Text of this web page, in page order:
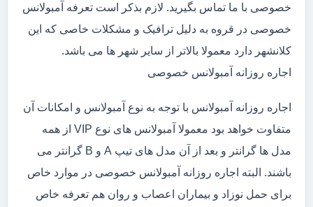
خصوصی با ما تماس بگیرید. لازم بذکر است تعرفه آمبولانس
خصوصی در قروه به دلیل ترافیک و مشکلات خاصی که این
کلانشهر دارد معمولا بالاتر از سایر شهر ها می باشد.
اجاره روزانه آمبولانس خصوصی
اجاره روزانه آمبولانس با توجه به نوع آمبولانس و امکانات آن
متفاوت خواهد بود معمولا آمبولانس های نوع VIP از همه
مدل ها گرانتر و بعد از آن مدل های تیپ A و B گرانتر می
باشند. البته اجاره روزانه آمبولانس خصوصی در موارد خاص
برای حمل نوزاد و بیماران اعصاب و روان هم تعرفه خاص